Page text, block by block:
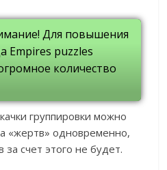
Для повышения
Empires puzzles
количество
группировки можно
«жертв» одновременно,
счет этого не будет.